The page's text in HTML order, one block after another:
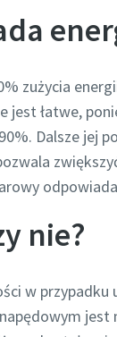
zużycia
łatwe,
Dalsze jej
nie?
w przypadku
jest